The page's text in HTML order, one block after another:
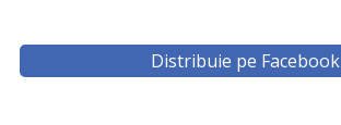
Distribuie pe Facebook